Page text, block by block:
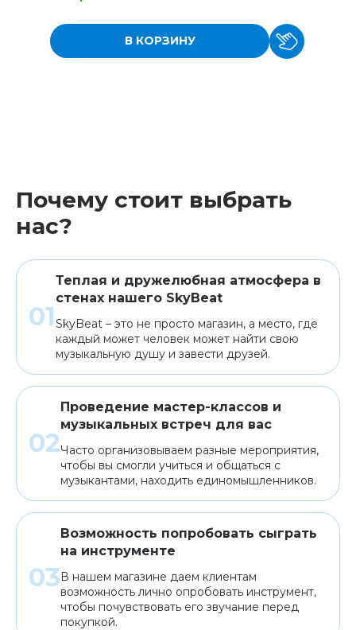
В КОРЗИНУ
Почему стоит выбрать
нас?
Теплая и дружелюбная атмосфера в
стенах нашего SkyBeat
SkyBeat – это не просто магазин, а место, где
каждый может человек может найти свою
музыкальную душу и завести друзей.
Проведение мастер-классов и
музыкальных встреч для вас
Часто организовываем разные мероприятия,
чтобы вы смогли учиться и общаться с
музыкантами, находить единомышленников.
Возможность попробовать сыграть
на инструменте
В нашем магазине даем клиентам
возможность лично опробовать инструмент,
чтобы почувствовать его звучание перед
покупкой.